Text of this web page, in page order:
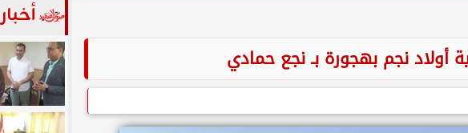
أولاد نجم بهجورة بـ نجع حمادي
أخبار